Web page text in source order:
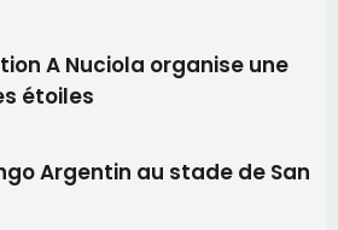
la Sainte-Marie et
week-end du tournoi du